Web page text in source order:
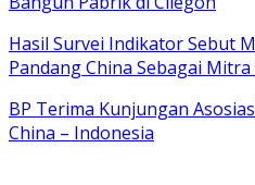
Hasil Survei Indikator Sebut
Pandang China Sebagai
BP Terima Kunjungan
China – Indonesia